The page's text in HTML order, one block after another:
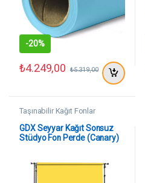
-20%
₺4.249,00 ₺5.319,00
Taşınabilir Kağıt Fonlar
GDX Seyyar Kağıt Sonsuz
Stüdyo Fon Perde (Canary)